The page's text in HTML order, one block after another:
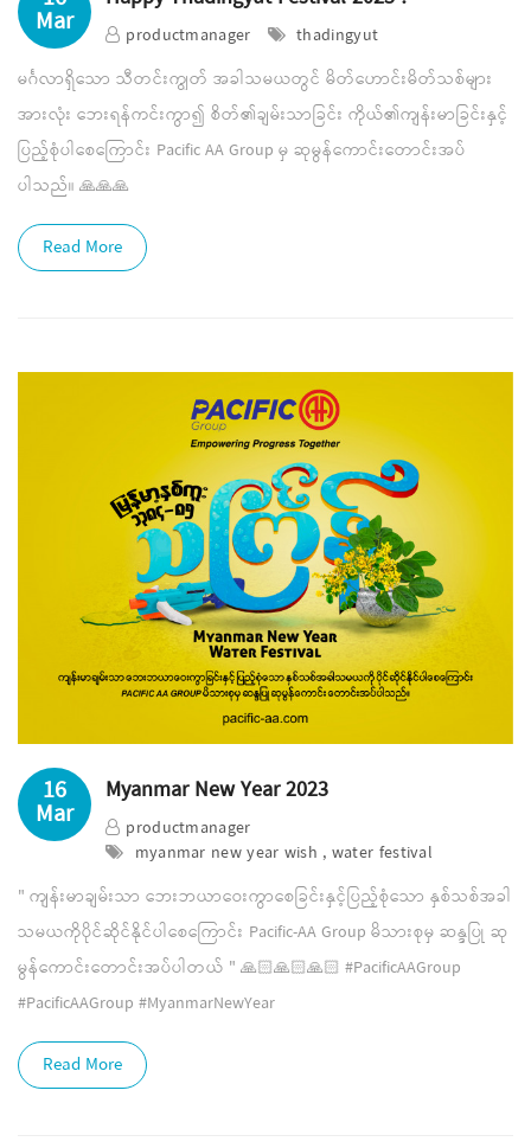
Mar productmanager
thadingyut
မင်္ဂလာရှိသော သီတင်းကျွတ် အခါသမယတွင် မိတ်ဟောင်းမိတ်သစ်များ
အားလုံး ဘေးရန်ကင်းကွာ၍ စိတ်၏ချမ်းသာခြင်း ကိုယ်၏ကျန်းမာခြင်းနှင့်
ပြည့်စုံပါစေကြောင်း Pacific AA Group မှ ဆုမွန်ကောင်းတောင်းအပ်
ပါသည်။ 🙏🙏🙏
Read More
16
Mar
Myanmar New Year 2023
productmanager
myanmar new year wish , water festival
" ကျန်းမာချမ်းသာ ဘေးဘယာဝေးကွာစေခြင်းနှင့်ပြည့်စုံသော နှစ်သစ်အခါ
သမယကိုပိုင်ဆိုင်နိုင်ပါစေကြောင်း Pacific-AA Group မိသားစုမှ ဆန္ဒပြု ဆု
မွန်ကောင်းတောင်းအပ်ပါတယ် " 🙏🏻🙏🏻🙏🏻 #PacificAAGroup
#PacificAAGroup #MyanmarNewYear
Read More